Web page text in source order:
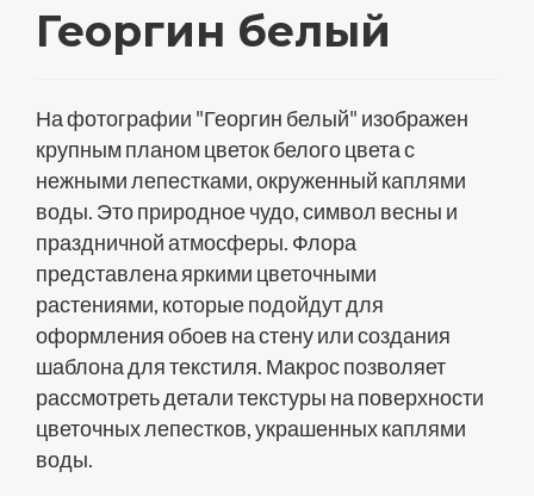
Георгин белый
На фотографии "Георгин белый" изображен
крупным планом цветок белого цвета с
нежными лепестками, окруженный каплями
воды. Это природное чудо, символ весны и
праздничной атмосферы. Флора
представлена яркими цветочными
растениями, которые подойдут для
оформления обоев на стену или создания
шаблона для текстиля. Макрос позволяет
рассмотреть детали текстуры на поверхности
цветочных лепестков, украшенных каплями
воды.